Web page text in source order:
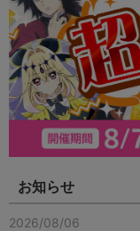
お知らせ
2026/08/06